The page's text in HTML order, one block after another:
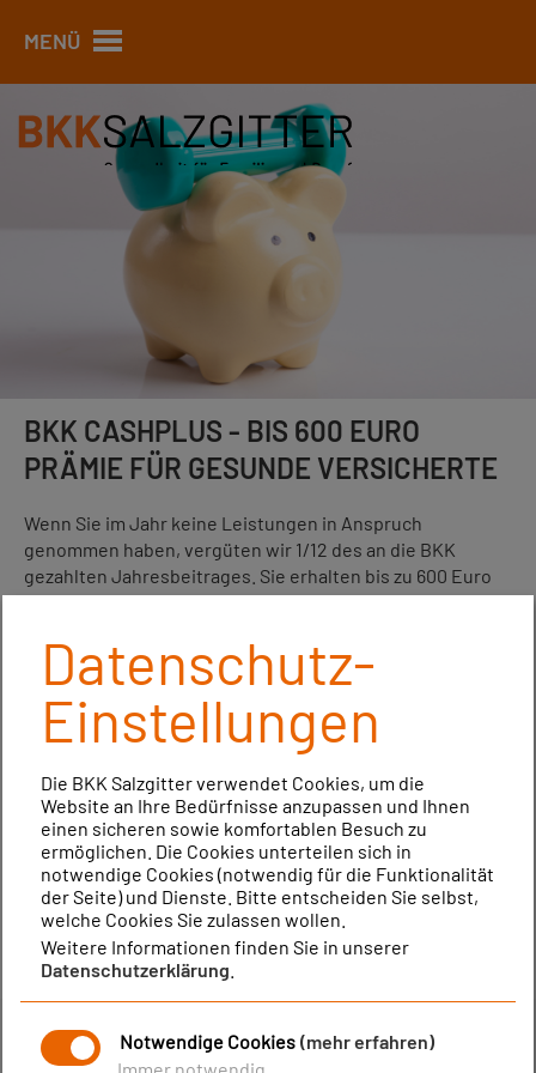
MENÜ
BKK CASHPLUS - BIS 600 EURO
PRÄMIE FÜR GESUNDE VERSICHERTE
Wenn Sie im Jahr keine Leistungen in Anspruch
genommen haben, vergüten wir 1/12 des an die BKK
gezahlten Jahresbeitrages. Sie erhalten bis zu 600 Euro
jährlich (abhängig vom beitragspflichtigen Einkommen).
Ihre Vorteile:
Sie können weiter Ihre Gesundheitskarte verwenden!
Abgerechnet wird nach einem Jahr! Keine Rechnereien
oder sammeln von Quittungen für Sie!
Präventions- und Vorsorgeleistungen mit Ausnahme
der Kuren werden nicht angerechnet!
Leistungen für mitversicherte Kinder unter 18 Jahren
werden nicht angerechnet!
Datenschutz-
Einstellungen
Die BKK Salzgitter verwendet Cookies, um die
Website an Ihre Bedürfnisse anzupassen und Ihnen
einen sicheren sowie komfortablen Besuch zu
ermöglichen. Die Cookies unterteilen sich in
notwendige Cookies (notwendig für die Funktionalität
der Seite) und Dienste. Bitte entscheiden Sie selbst,
welche Cookies Sie zulassen wollen.
Weitere Informationen finden Sie in unserer
Datenschutzerklärung
Notwendige Cookies (mehr erfahren)